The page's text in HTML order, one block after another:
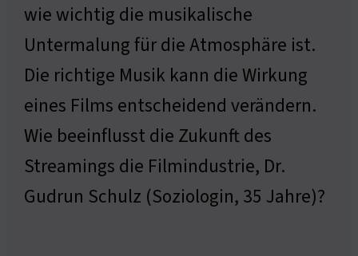
wie wichtig die musikalische
Untermalung für die Atmosphäre ist.
Die richtige Musik kann die Wirkung
eines Films entscheidend verändern.
Wie beeinflusst die Zukunft des
Streamings die Filmindustrie, Dr.
Gudrun Schulz (Soziologin, 35 Jahre)?